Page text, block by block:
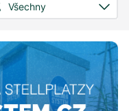
Všechny